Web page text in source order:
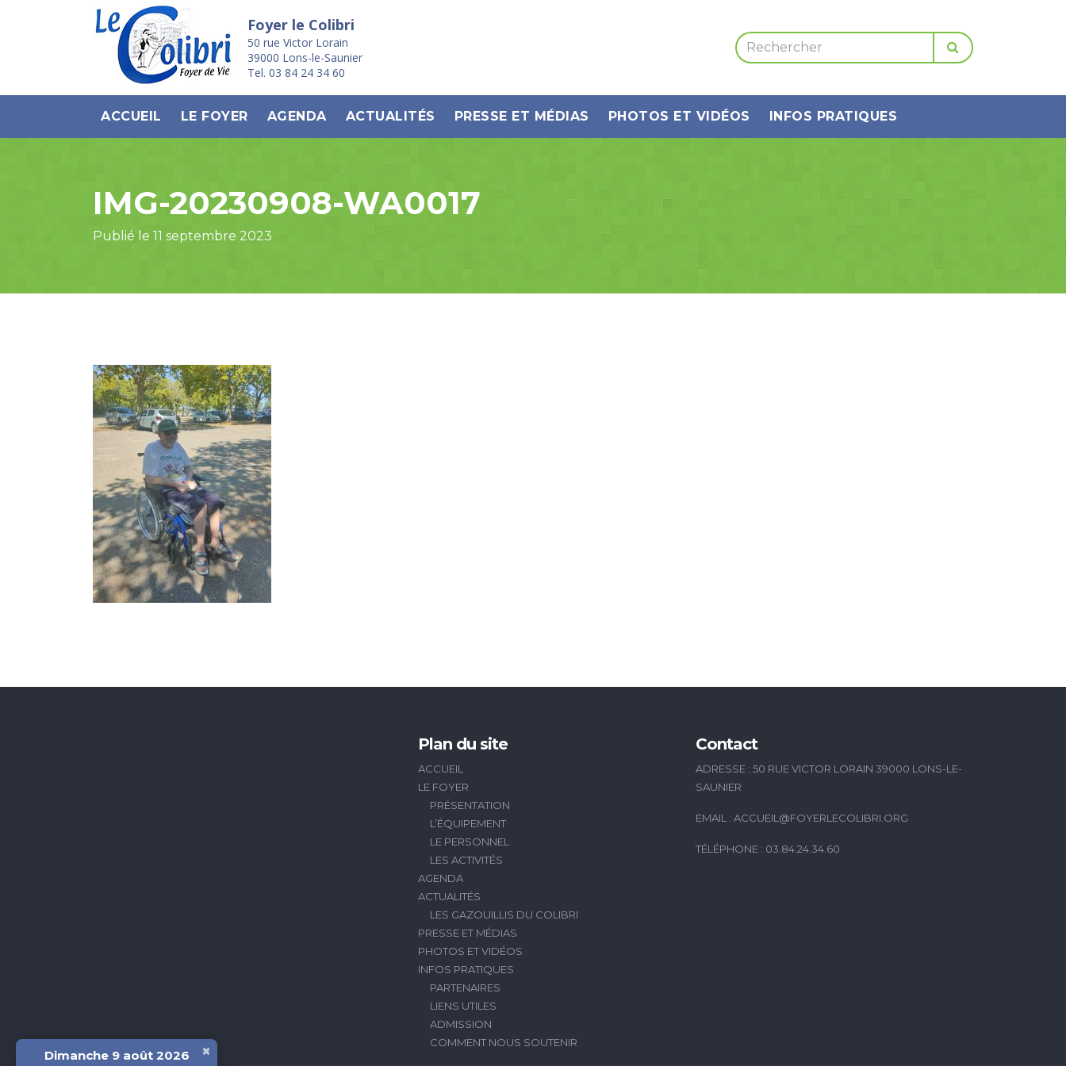
Foyer le Colibri
50 rue Victor Lorain
39000 Lons-le-Saunier
Tel. 03 84 24 34 60
ACCUEIL LE FOYER AGENDA ACTUALITÉS PRESSE ET MÉDIAS PHOTOS ET VIDÉOS INFOS PRATIQUES
IMG-20230908-WA0017
Publié le 11 septembre 2023
Plan du site
ACCUEIL
LE FOYER
PRÉSENTATION
L’ÉQUIPEMENT
LE PERSONNEL
LES ACTIVITÉS
AGENDA
ACTUALITÉS
LES GAZOUILLIS DU COLIBRI
PRESSE ET MÉDIAS
PHOTOS ET VIDÉOS
INFOS PRATIQUES
PARTENAIRES
LIENS UTILES
ADMISSION
COMMENT NOUS SOUTENIR
Contact
ADRESSE : 50 RUE VICTOR LORAIN 39000 LONS-LE-
SAUNIER
EMAIL : ACCUEIL@FOYERLECOLIBRI.ORG
TÉLÉPHONE : 03.84.24.34.60
Dimanche 9 août 2026 ×